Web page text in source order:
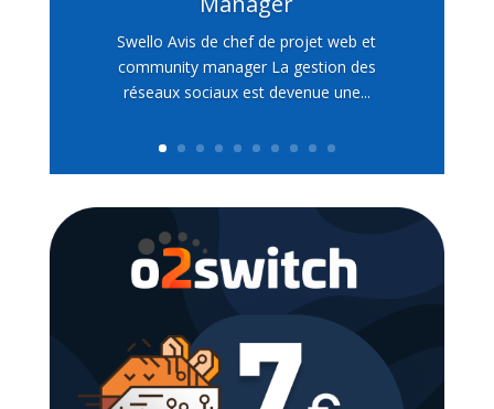
Swello Avis de chef de projet web et
community manager La gestion des
réseaux sociaux est devenue une...